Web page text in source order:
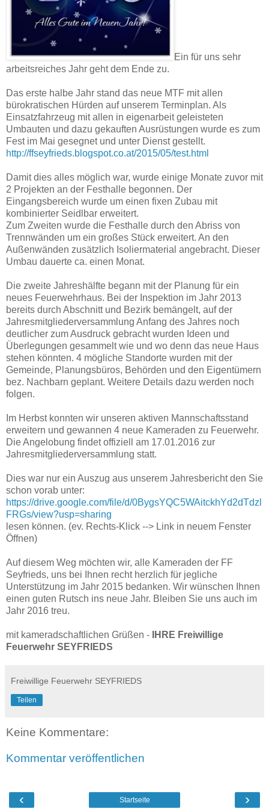
Ein für uns sehr
arbeitsreiches Jahr geht dem Ende zu.
Das erste halbe Jahr stand das neue MTF mit allen
bürokratischen Hürden auf unserem Terminplan. Als
Einsatzfahrzeug mit allen in eigenarbeit geleisteten
Umbauten und dazu gekauften Ausrüstungen wurde es zum
Fest im Mai gesegnet und unter Dienst gestellt.
http://ffseyfrieds.blogspot.co.at/2015/05/test.html
Damit dies alles möglich war, wurde einige Monate zuvor mit
2 Projekten an der Festhalle begonnen. Der
Eingangsbereich wurde um einen fixen Zubau mit
kombinierter Seidlbar erweitert.
Zum Zweiten wurde die Festhalle durch den Abriss von
Trennwänden um ein großes Stück erweitert. An den
Außenwänden zusätzlich Isoliermaterial angebracht. Dieser
Umbau dauerte ca. einen Monat.
Die zweite Jahreshälfte begann mit der Planung für ein
neues Feuerwehrhaus. Bei der Inspektion im Jahr 2013
bereits durch Abschnitt und Bezirk bemängelt, auf der
Jahresmitgliederversammlung Anfang des Jahres noch
deutlicher zum Ausdruck gebracht wurden Ideen und
Überlegungen gesammelt wie und wo denn das neue Haus
stehen könnten. 4 mögliche Standorte wurden mit der
Gemeinde, Planungsbüros, Behörden und den Eigentümern
bez. Nachbarn geplant. Weitere Details dazu werden noch
folgen.
Im Herbst konnten wir unseren aktiven Mannschaftsstand
erweitern und gewannen 4 neue Kameraden zu Feuerwehr.
Die Angelobung findet offiziell am 17.01.2016 zur
Jahresmitgliederversammlung statt.
Dies war nur ein Auszug aus unserem Jahresbericht den Sie
schon vorab unter:
https://drive.google.com/file/d/0BygsYQC5WAitckhYd2dTdzl
FRGs/view?usp=sharing
lesen können. (ev. Rechts-Klick --> Link in neuem Fenster
Öffnen)
Auf diesem Weg möchten wir, alle Kameraden der FF
Seyfrieds, uns bei Ihnen recht herzlich für jegliche
Unterstützung im Jahr 2015 bedanken. Wir wünschen Ihnen
einen guten Rutsch ins neue Jahr. Bleiben Sie uns auch im
Jahr 2016 treu.
mit kameradschaftlichen Grüßen -
IHRE Freiwillige
Feuerwehr SEYFRIEDS
Freiwillige Feuerwehr SEYFRIEDS
Teilen
Keine Kommentare:
Kommentar veröffentlichen
‹ ›
Startseite